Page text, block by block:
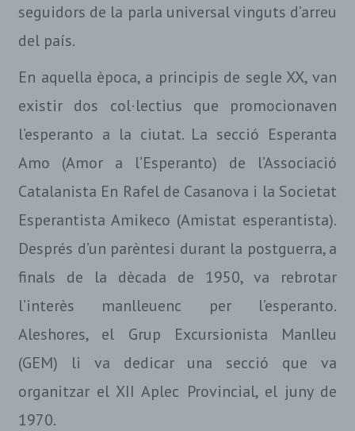
seguidors de la parla universal vinguts d’arreu
del país.
En aquella època, a principis de segle XX, van
existir dos col·lectius que promocionaven
l’esperanto a la ciutat. La secció Esperanta
Amo (Amor a l’Esperanto) de l’Associació
Catalanista En Rafel de Casanova i la Societat
Esperantista Amikeco (Amistat esperantista).
Després d’un parèntesi durant la postguerra, a
finals de la dècada de 1950, va rebrotar
l’interès manlleuenc per l’esperanto.
Aleshores, el Grup Excursionista Manlleu
(GEM) li va dedicar una secció que va
organitzar el XII Aplec Provincial, el juny de
1970.